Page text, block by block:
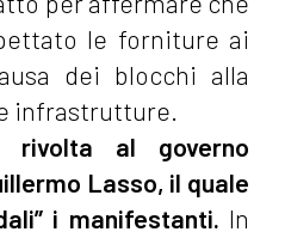
le forniture ai
dei blocchi alla
infrastrutture.
al governo
Lasso, il quale
i manifestanti. In